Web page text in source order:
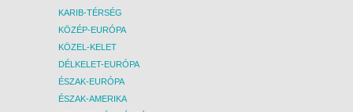
KARIB-TÉRSÉG
KÖZÉP-EURÓPA
KÖZEL-KELET
DÉLKELET-EURÓPA
ÉSZAK-EURÓPA
ÉSZAK-AMERIKA